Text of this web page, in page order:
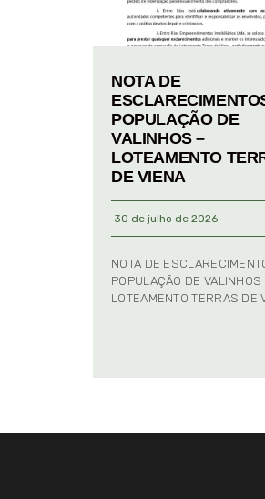
NOTA DE
POPULAÇÃO DE
VALINHOS –
LOTEAMENTO
DE VIENA
30 de julho de 2026
NOTA DE
POPULAÇÃO DE VALINHOS
LOTEAMENTO TERRAS DE